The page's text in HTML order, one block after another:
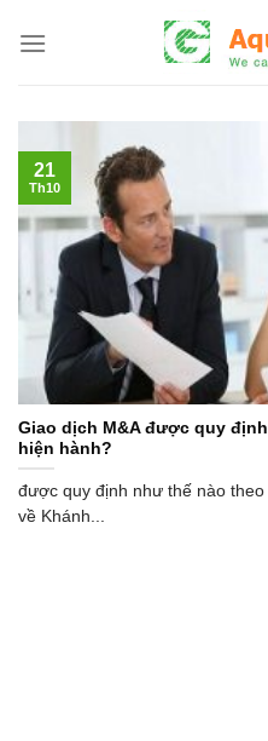
Giao dịch M&A được quy
hiện hành?
được quy định như thế nào
về Khánh...
21
Th10